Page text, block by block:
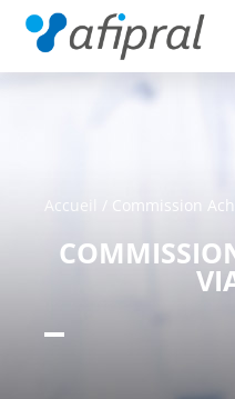
Accueil / Commission